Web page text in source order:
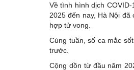
Về tình hình dịch
2025 đến nay, Hà Nội
hợp tử vong.
Cùng tuần, số ca mắc
trước.
Cộng dồn từ đầu năm